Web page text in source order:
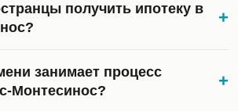
получить ипотеку в
+
занимает процесс
Монтесинос?
+